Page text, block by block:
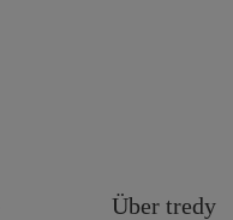
Über tredy